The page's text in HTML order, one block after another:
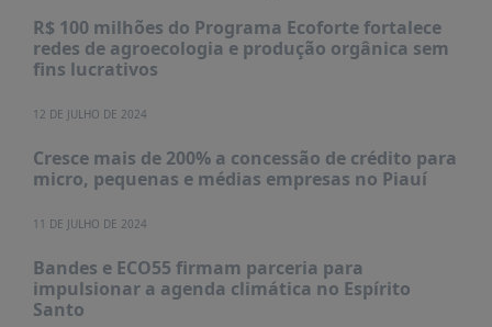
NOTÍCIAS
PRÊMIO
BID
PRÊMIO
ABDE
JORNALISMO
+
CONTATO
R$ 100 milhões do Programa Ecoforte fortalece
redes de agroecologia e produção orgânica sem
fins lucrativos
12 DE JULHO DE 2024
Cresce mais de 200% a concessão de crédito para
micro, pequenas e médias empresas no Piauí
11 DE JULHO DE 2024
Bandes e ECO55 firmam parceria para
impulsionar a agenda climática no Espírito
Santo